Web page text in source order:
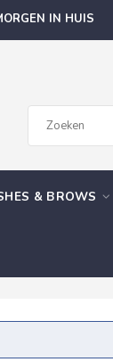
IN HUIS
& BROWS